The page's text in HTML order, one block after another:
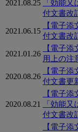
2021.08.25
「効能
付文書改
2021.06.15
【電子
付文書改
2021.01.26
【電子
用上の注
2020.08.26
【電子
付文書更
2020.08.21
【電子
「効能
付文書改
【電子